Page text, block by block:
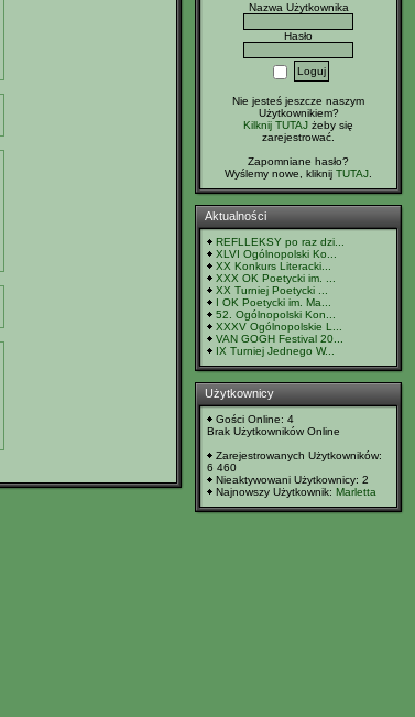
Nazwa Użytkownika
Hasło
Nie jesteś jeszcze naszym
Użytkownikiem?
Kilknij TUTAJ żeby się
zarejestrować.
Zapomniane hasło?
Wyślemy nowe, kliknij TUTAJ
Aktualności
REFLLEKSY po raz dzi...
XLVI Ogólnopolski Ko...
XX Konkurs Literacki...
XXX OK Poetycki im. ...
XX Turniej Poetycki ...
I OK Poetycki im. Ma...
52. Ogólnopolski Kon...
XXXV Ogólnopolskie L...
VAN GOGH Festival 20...
IX Turniej Jednego W...
Użytkownicy
Gości Online: 4
Brak Użytkowników Online
Zarejestrowanych Użytkowników:
6 460
Nieaktywowani Użytkownicy: 2
Najnowszy Użytkownik: Marletta